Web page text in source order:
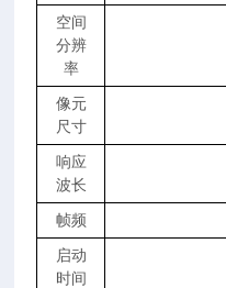
空间
分辨
率
像元
尺寸
响应
波长
帧频
启动
时间